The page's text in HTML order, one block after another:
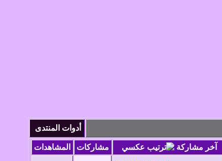
أدوات المنتدى
آخر مشاركة مشاركات
المشاهدات